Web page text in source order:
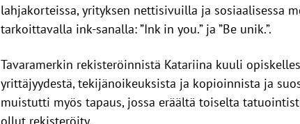
lahjakorteissa, yrityksen nettisivuilla ja sosiaalisessa
tarkoittavalla ink-sanalla: ”Ink in you.” ja ”Be unik.”.
Tavaramerkin rekisteröinnistä Katariina kuuli
yrittäjyydestä, tekijänoikeuksista ja kopioinnista ja
muistutti myös tapaus, jossa eräältä toiselta